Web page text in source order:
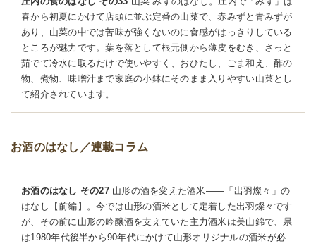
春から初夏にかけて店頭に並ぶ定番の山菜で、赤みずと青みずが
あり、山菜の中では苦味が強くないのに食感がはっきりしている
ところが魅力です。葉を落として根元側から薄皮をむき、さっと
茹でて冷水に取るだけで使いやすく、おひたし、ごま和え、酢の
物、煮物、味噌汁まで家庭の小鉢にそのまま入りやすい山菜とし
て紹介されています。
お酒のはなし／連載コラム
お酒のはなし その27山形の酒を変えた酒米――「出羽燦々」の
はなし【前編】。今では山形の酒米として定着した出羽燦々です
が、その前に山形の吟醸酒を支えていた主力酒米は美山錦で、県
は1980年代後半から90年代にかけて山形オリジナルの酒米が必